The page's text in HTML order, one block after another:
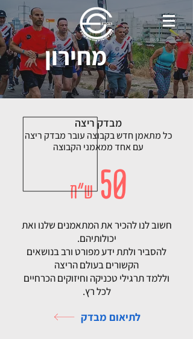
מחירון
מבדק ריצה
כל מתאמן חדש בקבוצה עובר מבדק ריצה
עם אחד ממאמני הקבוצה
50 ש"ח
חשוב לנו להכיר את המתאמנים שלנו ואת
יכולותיהם.
להסביר ולתת ידע מפורט ורב בנושאים
הקשורים בעולם הריצה
וללמד תרגילי טכניקה וחיזוקים הכרחיים
לכל רץ.
לתיאום מבדק